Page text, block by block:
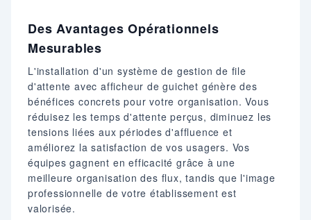
Des Avantages Opérationnels
Mesurables
L'installation d'un système de gestion de file
d'attente avec afficheur de guichet génère des
bénéfices concrets pour votre organisation. Vous
réduisez les temps d'attente perçus, diminuez les
tensions liées aux périodes d'affluence et
améliorez la satisfaction de vos usagers. Vos
équipes gagnent en efficacité grâce à une
meilleure organisation des flux, tandis que l'image
professionnelle de votre établissement est
valorisée.